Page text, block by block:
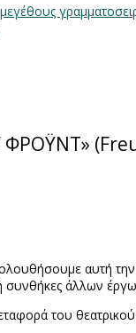
αυτή την
ή συνθήκες άλλων
του